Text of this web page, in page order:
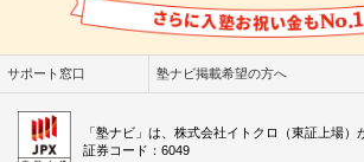
サポート窓口 塾ナビ掲載希望の方へ
「塾ナビ」は、株式会社イトクロ（東証上場）
証券コード：6049